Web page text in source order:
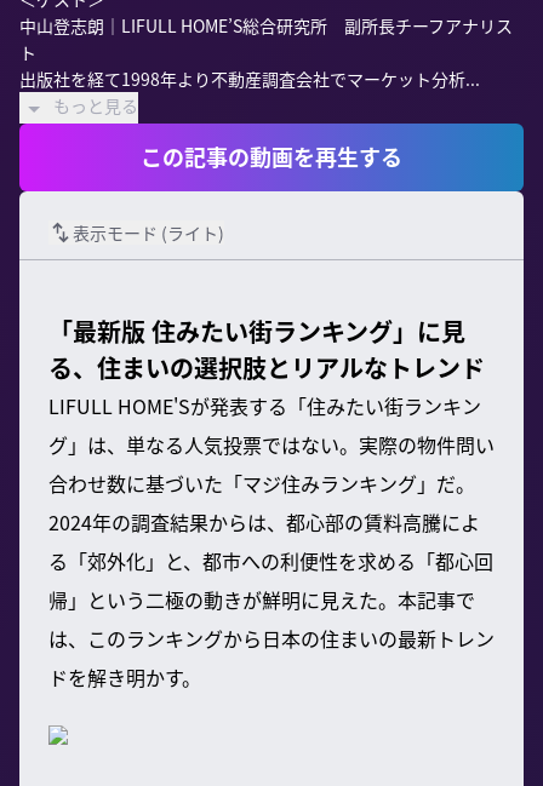
中山登志朗｜LIFULL HOME’S総合研究所　副所長チーフアナリス
ト
出版社を経て1998年より不動産調査会社でマーケット分析...
もっと見る
この記事の動画を再生する
表示モード (ライト)
「最新版 住みたい街ランキング」に見
る、住まいの選択肢とリアルなトレンド
LIFULL HOME'Sが発表する「住みたい街ランキン
グ」は、単なる人気投票ではない。実際の物件問い
合わせ数に基づいた「マジ住みランキング」だ。
2024年の調査結果からは、都心部の賃料高騰によ
る「郊外化」と、都市への利便性を求める「都心回
帰」という二極の動きが鮮明に見えた。本記事で
は、このランキングから日本の住まいの最新トレン
ドを解き明かす。